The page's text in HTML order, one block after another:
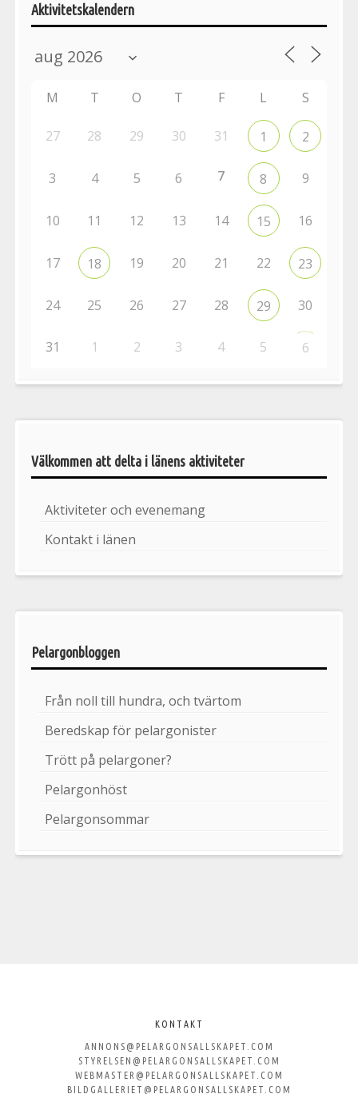
till
Pelargonsällskapets
aktiviteter
Aktivitetskalendern
M T O T F L S
27 28 29 30 31 1 2
3 4 5 6 7 8 9
10 11 12 13 14 15 16
17 18 19 20 21 22 23
24 25 26 27 28 29 30
31 1 2 3 4 5 6
Välkommen att delta i länens aktiviteter
Aktiviteter och evenemang
Kontakt i länen
Pelargonbloggen
Från noll till hundra, och tvärtom
Beredskap för pelargonister
Trött på pelargoner?
Pelargonhöst
Pelargonsommar
Svenska
KONTAKT
ANNONS@PELARGONSALLSKAPET.COM
STYRELSEN@PELARGONSALLSKAPET.COM
WEBMASTER@PELARGONSALLSKAPET.COM
BILDGALLERIET@PELARGONSALLSKAPET.COM